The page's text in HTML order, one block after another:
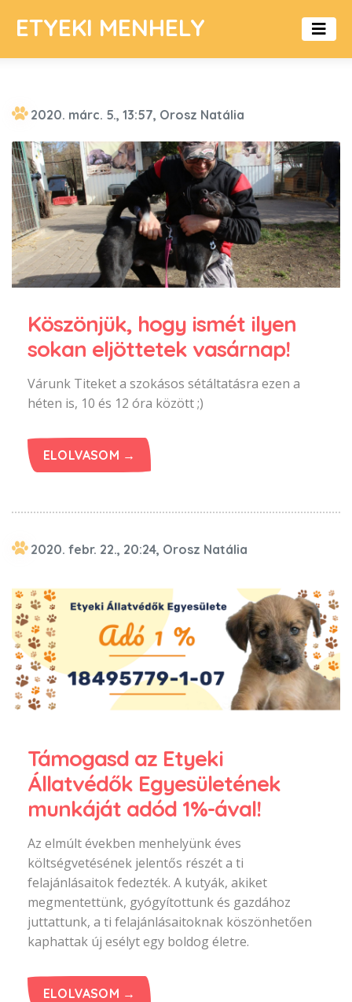
ETYEKI MENHELY
2020. márc. 5., 13:57, Orosz Natália
Köszönjük, hogy ismét ilyen
sokan eljöttetek vasárnap!
Várunk Titeket a szokásos sétáltatásra ezen a
héten is, 10 és 12 óra között ;)
ELOLVASOM →
2020. febr. 22., 20:24, Orosz Natália
Támogasd az Etyeki
Állatvédők Egyesületének
munkáját adód 1%-ával!
Az elmúlt években menhelyünk éves
költségvetésének jelentős részét a ti
felajánlásaitok fedezték. A kutyák, akiket
megmentettünk, gyógyítottunk és gazdához
juttattunk, a ti felajánlásaitoknak köszönhetően
kaphattak új esélyt egy boldog életre.
ELOLVASOM →